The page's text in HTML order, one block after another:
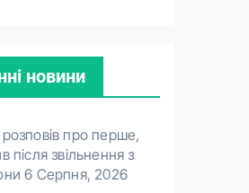
новини
про перше,
після звільнення з
6 Серпня, 2026